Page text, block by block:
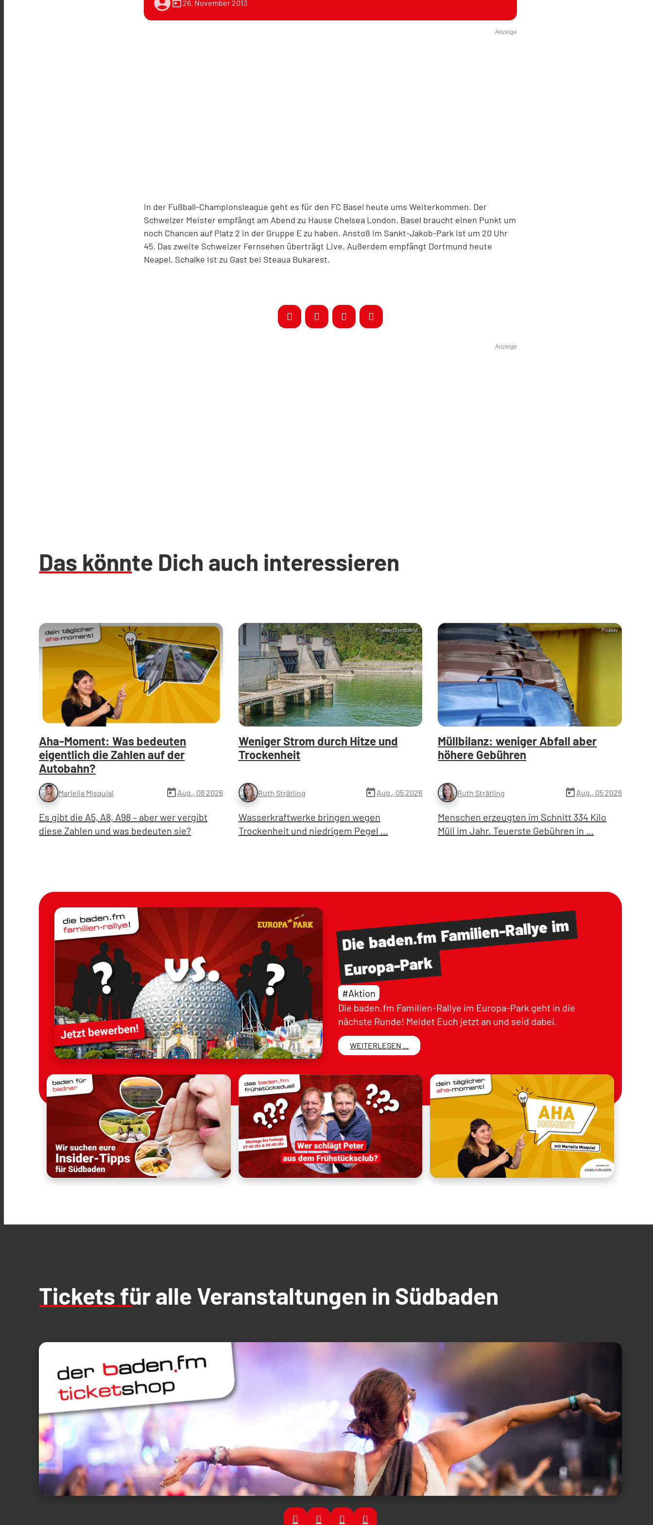
today 26. November 2013
Anzeige
In der Fußball-Championsleague geht es für den FC Basel heute ums Weiterkommen. Der
Schweizer Meister empfängt am Abend zu Hause Chelsea London. Basel braucht einen Punkt um
noch Chancen auf Platz 2 in der Gruppe E zu haben. Anstoß im Sankt-Jakob-Park ist um 20 Uhr
45. Das zweite Schweizer Fernsehen überträgt Live. Außerdem empfängt Dortmund heute
Neapel. Schalke ist zu Gast bei Steaua Bukarest.
Anzeige
Das könnte Dich auch interessieren
Aha-Moment: Was bedeuten
eigentlich die Zahlen auf der
Autobahn?
Mariella Misquial today Aug., 06 2026
Es gibt die A5, A8, A98 – aber wer vergibt
diese Zahlen und was bedeuten sie?
Pixabay (Symbolbild)
Weniger Strom durch Hitze und
Trockenheit
Ruth Strätling todayAug., 05 2026
Wasserkraftwerke bringen wegen
Trockenheit und niedrigem Pegel …
Pixabay
Müllbilanz: weniger Abfall aber
höhere Gebühren
Ruth Strätling today Aug., 05 2026
Menschen erzeugten im Schnitt 334 Kilo
Müll im Jahr. Teuerste Gebühren in …
Die baden.fmFamilien-Rallyeim
Europa-Park
#Aktion
Die baden.fm Familien-Rallye im Europa-Park geht in die
nächste Runde! Meldet Euch jetzt an und seid dabei.
WEITERLESEN ...
Tickets für alle Veranstaltungen in Südbaden